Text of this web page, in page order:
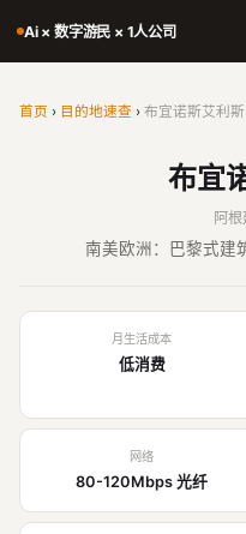
Ai × 数字游民 × 1人公司
首页 › 目的地速查 › 布宜诺斯艾利斯
布宜
阿根
南美欧洲：巴黎式建
月生活成本
低消费
网络
80-120Mbps 光纤